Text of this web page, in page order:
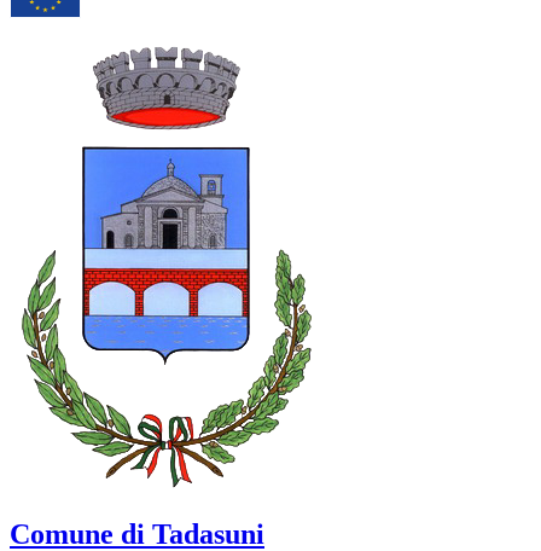
Comune di Tadasuni